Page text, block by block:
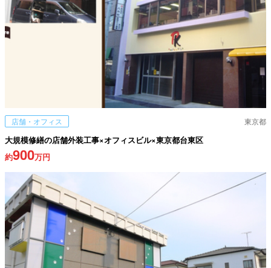
店舗・オフィス 東京都
大規模修繕の店舗外装工事×オフィスビル×東京都台東区
約900万円